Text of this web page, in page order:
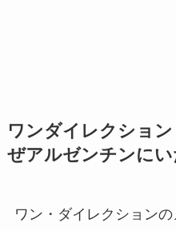
ワンダイレクショ
ぜアルゼンチンにい
ワン・ダイレクション